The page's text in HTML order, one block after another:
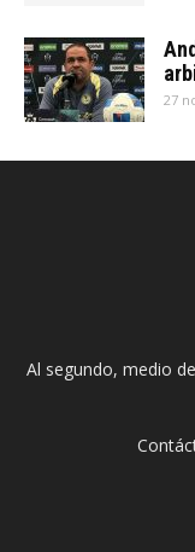
27
Al segundo, medio